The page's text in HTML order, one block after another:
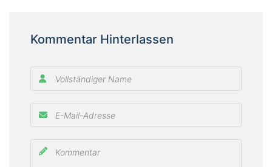
Kommentar Hinterlassen